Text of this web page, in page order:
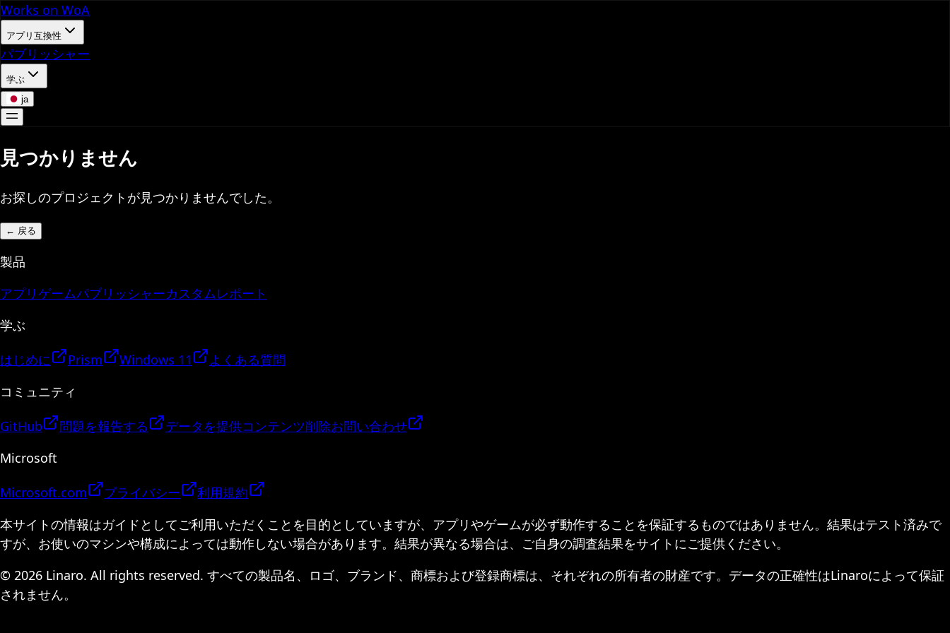
Works on WoA
アプリ互換性
パブリッシャー
学ぶ
ja
見つかりません
お探しのプロジェクトが見つかりませんでした。
← 戻る
製品
アプリゲームパブリッシャーカスタムレポート
学ぶ
はじめに Prism Windows 11
よくある質問
コミュニティ
GitHub 問題を報告する データを提供コンテンツ削除お問い合わせ
Microsoft
Microsoft.com プライバシー
利用規約
本サイトの情報はガイドとしてご利用いただくことを目的としていますが、アプリやゲームが必ず動作することを保証するものではありません。結果はテスト済みで
すが、お使いのマシンや構成によっては動作しない場合があります。結果が異なる場合は、ご自身の調査結果をサイトにご提供ください。
© 2026 Linaro. All rights reserved. すべての製品名、ロゴ、ブランド、商標および登録商標は、それぞれの所有者の財産です。データの正確性はLinaroによって保証
されません。